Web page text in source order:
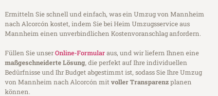
Ermitteln Sie schnell und einfach, was ein Umzug von Mannheim
nach Alcorcón kostet, indem Sie bei Heim Umzugsservice aus
Mannheim einen unverbindlichen Kostenvoranschlag anfordern.
Füllen Sie unserOnline-Formularaus, und wir liefern Ihnen eine
maßgeschneiderte Lösung, die perfekt auf Ihre individuellen
Bedürfnisse und Ihr Budget abgestimmt ist, sodass Sie Ihre Umzug
von Mannheim nach Alcorcón mitvoller Transparenzplanen
können.